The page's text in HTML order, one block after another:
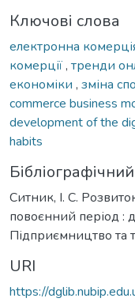
Ключові слова
електронна
комерції, тренди
економіки , зміна
commerce business
development of the
habits
Ситник, І. С.
повоєнний період :
Підприємництво та
URI
https://